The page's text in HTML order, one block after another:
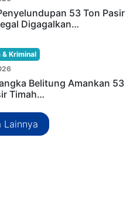
53 Ton Pasir
Digagalkan…
Kriminal
Belitung Amankan 53
Timah…
Lainnya